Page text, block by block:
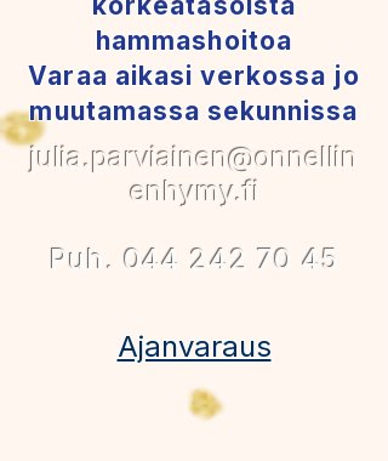
hammashoitoa
Varaa aikasi verkossa jo
muutamassa sekunnissa
julia.parviainen@onnellin
enhymy.fi
Puh. 044 242 70 45
Ajanvaraus